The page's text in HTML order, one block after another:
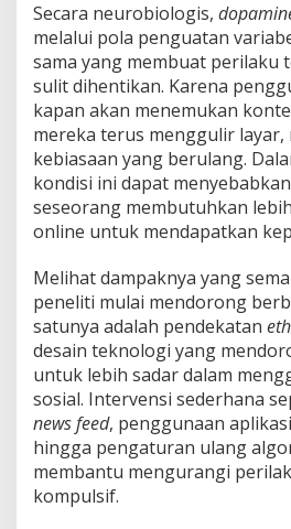
Secara neurobiologis,
melalui pola penguatan
sama yang membuat perilaku
sulit dihentikan. Karena
kapan akan menemukan
mereka terus menggulir layar,
kebiasaan yang berulang.
kondisi ini dapat
seseorang membutuhkan
online untuk mendapatkan
Melihat dampaknya yang
peneliti mulai mendorong
satunya adalah pendekatan
desain teknologi yang
untuk lebih sadar dalam
sosial. Intervensi sederhana
news feed, penggunaan
hingga pengaturan ulang
membantu mengurangi
kompulsif.